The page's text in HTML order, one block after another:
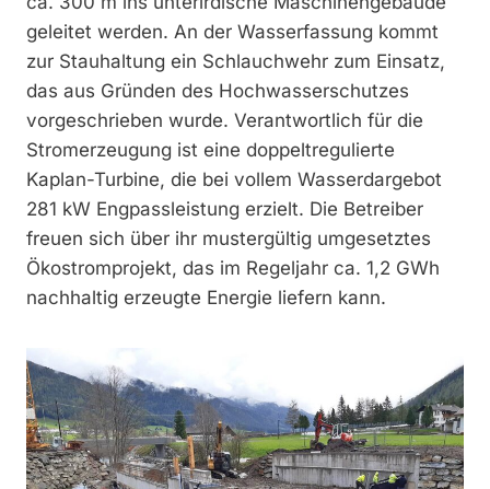
geleitet werden. An der Wasserfassung kommt
zur Stauhaltung ein Schlauchwehr zum Einsatz,
das aus Gründen des Hochwasserschutzes
vorgeschrieben wurde. Verantwortlich für die
Stromerzeugung ist eine doppeltregulierte
Kaplan-Turbine, die bei vollem Wasserdargebot
281 kW Engpassleistung erzielt. Die Betreiber
freuen sich über ihr mustergültig umgesetztes
Ökostromprojekt, das im Regeljahr ca. 1,2 GWh
nachhaltig erzeugte Energie liefern kann.